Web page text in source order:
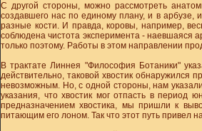
С другой стороны, можно рассмотреть
создавшего нас по единому плану, и в арбузе,
разные кости. И правда, коровы, например,
соблюдена чистота эксперимента - наевшаяся
только поэтому. Работы в этом направлении
В трактате Линнея "Философия Ботаники"
действительно, таковой хвостик обнаружился
невозможным. Но, с одной стороны, нам
указания, что хвостик мог отпасть в период
предназначением хвостика, мы пришли к
питающим его лоном. Так что этот путь привел